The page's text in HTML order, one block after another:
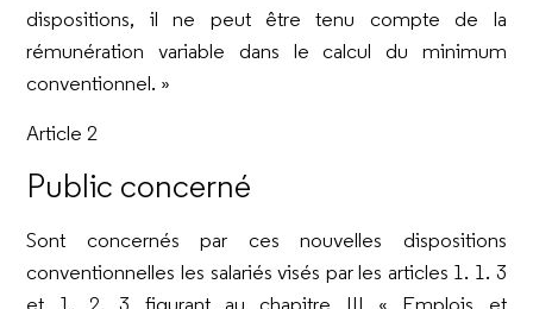
dispositions, il ne peut être tenu compte de la
rémunération variable dans le calcul du minimum
conventionnel. »
Article 2
Public concerné
Sont concernés par ces nouvelles dispositions
conventionnelles les salariés visés par les articles 1. 1. 3